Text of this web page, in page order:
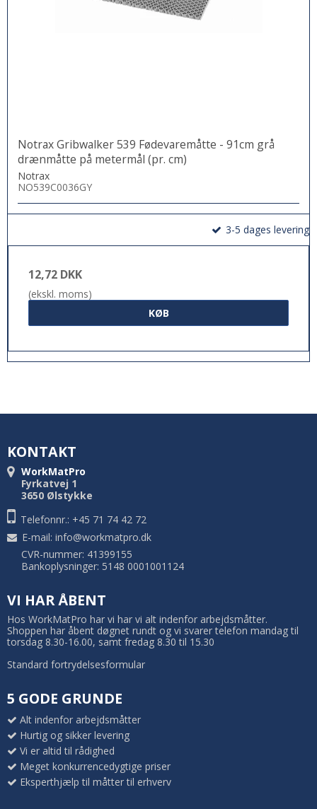
Notrax Gribwalker 539 Fødevaremåtte - 91cm grå
drænmåtte på metermål (pr. cm)
Notrax
NO539C0036GY
3-5 dages levering
12,72 DKK
(ekskl. moms)
KØB
KONTAKT
WorkMatPro
Fyrkatvej 1
3650 Ølstykke
Telefonnr.: +45 71 74 42 72
E-mail: info@workmatpro.dk
CVR-nummer: 41399155
Bankoplysninger: 5148 0001001124
VI HAR ÅBENT
Hos WorkMatPro har vi har vi alt indenfor arbejdsmåtter.
Shoppen har åbent døgnet rundt og vi svarer telefon mandag til
torsdag 8.30-16.00, samt fredag 8.30 til 15.30
Standard fortrydelsesformular
5 GODE GRUNDE
Alt indenfor arbejdsmåtter
Hurtig og sikker levering
Vi er altid til rådighed
Meget konkurrencedygtige priser
Eksperthjælp til måtter til erhverv